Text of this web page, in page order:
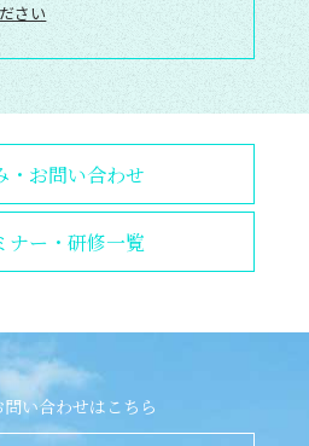
さい
・お問い合わせ
ナー・研修一覧
い合わせはこちら